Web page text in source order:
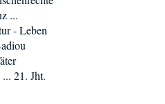
...
- Leben
21. Jht.